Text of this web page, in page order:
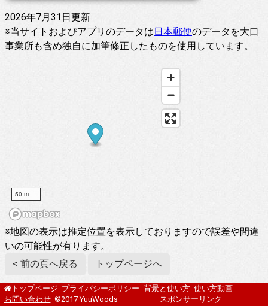
2026年7月31日更新
※当サイトおよびアプリのデータは日本郵便のデータを大口
事業所も含め独自に加筆修正したものを使用しています。
50 m
※地図の表示は推定位置を表示しておりますので誤差や間違
いの可能性が有ります。
< 前の頁へ戻る
トップページへ
トップページ プライバシーポリシー 背景と使い方 使い方動画
お問い合わせ ©2017 YuuWoods スポンサーリンク